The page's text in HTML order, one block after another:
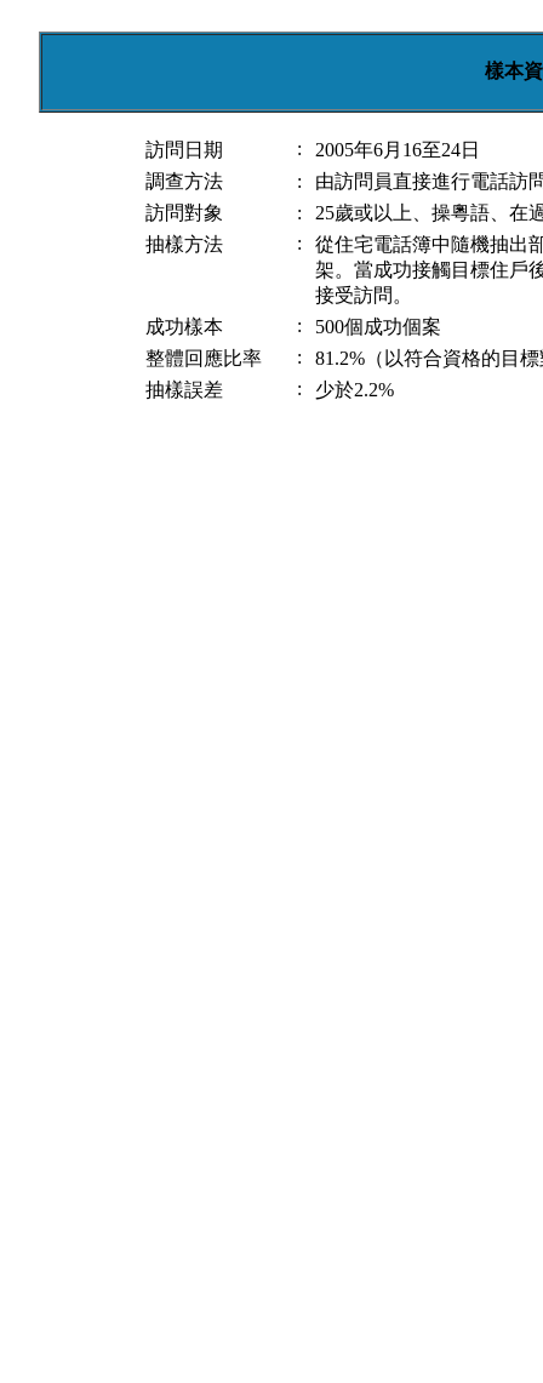
樣本
訪問日期 :
2005年6月16至24日
調查方法
:
由訪問員直接進行電話訪
訪問對象
:
25歲或以上、操粵語、在
抽樣方法
:
從住宅電話簿中隨機抽出
架。當成功接觸目標住戶
接受訪問。
成功樣本
:
500個成功個案
整體回應比率
:
81.2%（以符合資格的目
抽樣誤差
: 少於2.2%